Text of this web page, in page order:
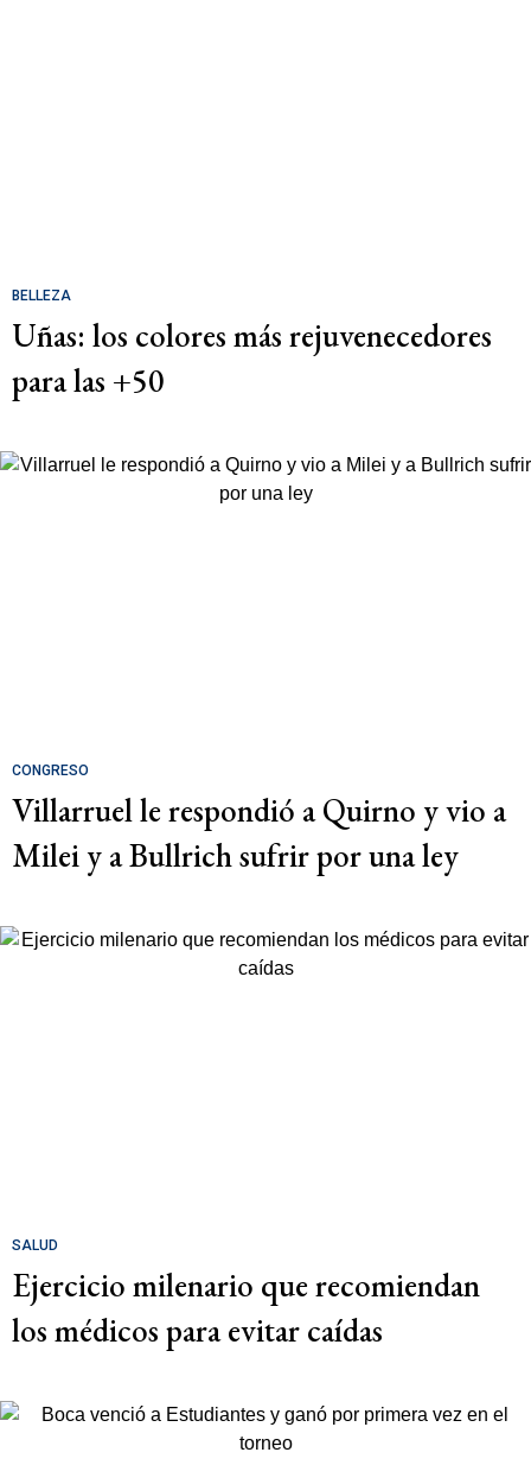
BELLEZA
Uñas: los colores más rejuvenecedores
para las +50
CONGRESO
Villarruel le respondió a Quirno y vio a
Milei y a Bullrich sufrir por una ley
SALUD
Ejercicio milenario que recomiendan
los médicos para evitar caídas